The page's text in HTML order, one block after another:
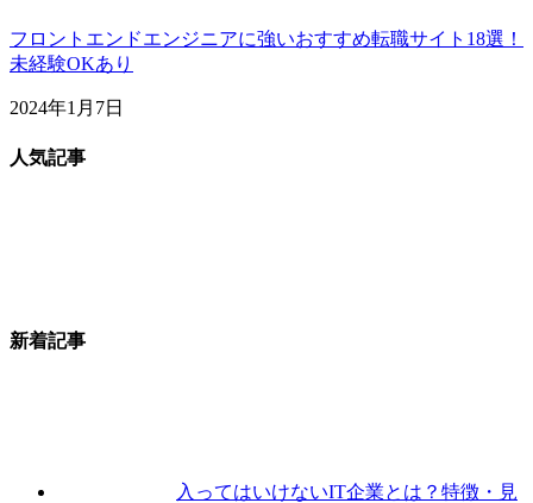
フロントエンドエンジニアに強いおすすめ転職サイト18選！
未経験OKあり
2024年1月7日
人気記事
新着記事
入ってはいけないIT企業とは？特徴・見